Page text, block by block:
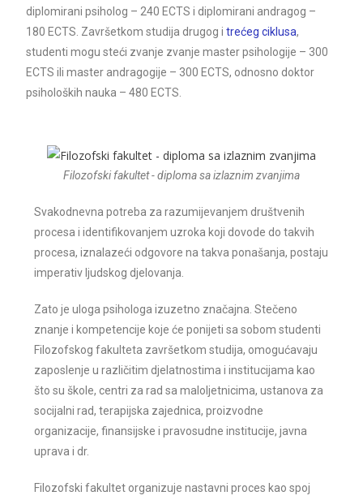
diplomirani psiholog – 240 ECTS i diplomirani andragog –
180 ECTS. Završetkom studija drugog itrećeg ciklusa,
studenti mogu steći zvanje zvanje master psihologije – 300
ECTS ili master andragogije – 300 ECTS, odnosno doktor
psiholoških nauka – 480 ECTS.
Filozofski fakultet - diploma sa izlaznim zvanjima
Svakodnevna potreba za razumijevanjem društvenih
procesa i identifikovanjem uzroka koji dovode do takvih
procesa, iznalazeći odgovore na takva ponašanja, postaju
imperativ ljudskog djelovanja.
Zato je uloga psihologa izuzetno značajna. Stečeno
znanje i kompetencije koje će ponijeti sa sobom studenti
Filozofskog fakulteta završetkom studija, omogućavaju
zaposlenje u različitim djelatnostima i institucijama kao
što su škole, centri za rad sa maloljetnicima, ustanova za
socijalni rad, terapijska zajednica, proizvodne
organizacije, finansijske i pravosudne institucije, javna
uprava i dr.
Filozofski fakultet organizuje nastavni proces kao spoj